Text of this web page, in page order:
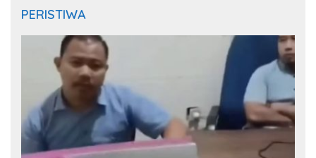
PERISTIWA